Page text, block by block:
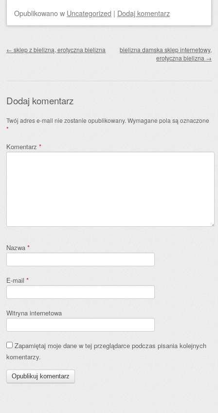
Opublikowanow Uncategorized | Dodaj komentarz
← sklep z bielizną, erotyczna bielizna
bielizna damska sklep internetowy,
erotyczna bielizna →
Dodaj komentarz
Twój adres e-mail nie zostanie opublikowany. Wymagane pola są oznaczone
*
Komentarz *
Nazwa *
E-mail *
Witryna internetowa
Zapamiętaj moje dane w tej przeglądarce podczas pisania kolejnych
komentarzy.